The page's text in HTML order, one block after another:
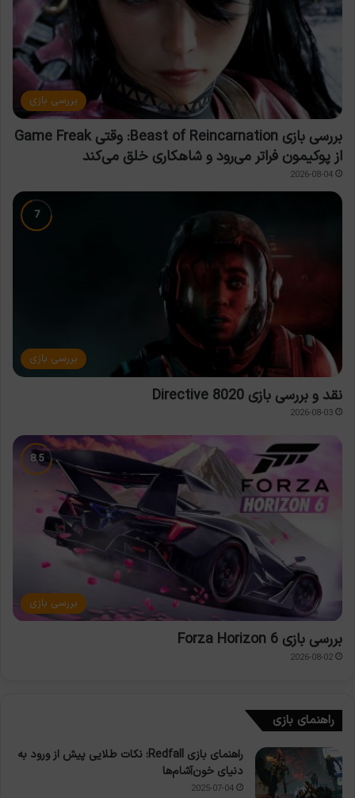
بررسی بازی
بررسی بازی Beast of Reincarnation: وقتی Game Freak
از پوکیمون فراتر می‌رود و شاهکاری خلق می‌کند
2026-08-04
بررسی بازی
نقد و بررسی بازی Directive 8020
2026-08-03
بررسی بازی
بررسی بازی Forza Horizon 6
2026-08-02
راهنمای بازی
راهنمای بازی Redfall: نکات طلایی پیش از ورود به
دنیای خون‌آشام‌ها
2025-07-04